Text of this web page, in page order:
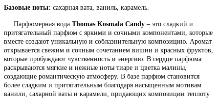
Базовые ноты: сахарная вата, ваниль, карамель.
Парфюмерная вода Thomas Kosmala Candy – это сладкий и
притягательный парфюм с яркими и сочными компонентами, которые
вместе создают уникальную и соблазнительную композицию. Аромат
открывается свежим и сочным сочетанием вишни и красных фруктов,
которые пробуждают чувственность и энергию. В сердце парфюма
раскрываются мягкие и нежные ноты тиаре и цветка малины,
создающие романтическую атмосферу. В базе парфюм становится
более сладким и притягательным благодаря насыщенным мотивам
ванили, сахарной ваты и карамели, придающих композиции теплоту